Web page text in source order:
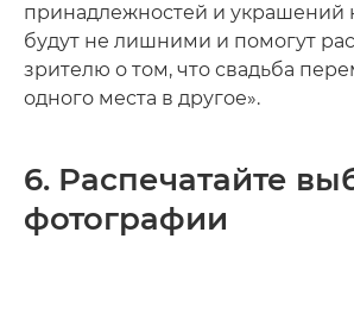
принадлежностей и украшений
будут не лишними и помогут
зрителю о том, что свадьба
одного места в другое».
6. Распечатайте
фотографии